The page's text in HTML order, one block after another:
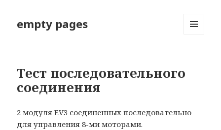
empty pages
Тест последовательного
соединения
2 модуля EV3 соединенных последовательно
для управления 8-ми моторами.